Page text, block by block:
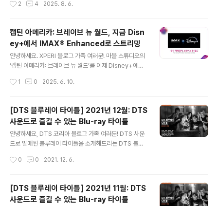
미국 차트는 아래 포스팅을 확인해주세요! 자동차에서 즐
서 즐겨 듣는 음악 Top 10 - 미국, 영국, 글로벌 차트안녕
하세요. XPERI 블로그 가족 여러분! Xperi에서 최근 올해
1분기 차에서 가장 많이 들은 음악을 발표했습니다. 미국과
영국, 그리고 글로벌에서 가장 많이 들은 음악들을 각각 선
정했는데요. 1위dtskoreablog.com 2025년 1분기 영
Meet you - 마일스 ..
2 4 2025. 8. 6.
캡틴 아메리카: 브레이브 뉴 월드, 지금 Disn
ey+에서 IMAX® Enhanced로 스트리밍
안녕하세요. XPERI 블로그 가족 여러분! 마블 스튜디오의
‘캡틴 아메리카: 브레이브 뉴 월드’를 이제 Disney+에서
틴 아메리카를 DTS:X가 적용된 IMAX Enhanced 사운
nced를 지원하는 기기에서는 IMAX만의 확장된 화면비
와 DTS가 적용된 IMAX Enhanced 사운드로 IMAX En
hanced영화를 즐길 수 있습니다. IMAX만의 확장된 화면
비는 영화의 모든 장면을 더욱 생생하게 전달하며, DTS가
적용된 IMAX Enhanced 사운드는 오리지널 극장판 사운
청자들에게 높은 몰입감을 선사합니다. IMAX..
1 0 2025. 6. 10.
[DTS 블루레이 타이틀] 2021년 12월: DTS
사운드로 즐길 수 있는 Blu-ray 타이틀
안녕하세요, DTS 코리아 블로그 가족 여러분! DTS 사운
드로 발매된 블루레이 타이틀을 소개해드리는 DTS 블루
인물 간의 유대감을 다룬 휴머니즘 영화, 디즈니랜드 어트
골라보는 재미가 있는 블루레이 타이틀 세 편, DTS와 함께
알아볼까요? 의 생존자 ‘조이’와 ‘벤’은 끔찍한 탈출 게임의
설계자 ‘미노스’의 실체를 파헤치기 위해 뉴욕으로 떠납니
0 0 2021. 12. 6.
[DTS 블루레이 타이틀] 2021년 11월: DTS
사운드로 즐길 수 있는 Blu-ray 타이틀